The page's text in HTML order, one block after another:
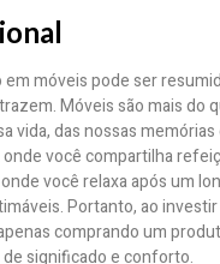
móveis pode ser
Móveis são mais do
vida, das nossas memórias
você compartilha
você relaxa após um
Portanto, ao
comprando um
significado e conforto.